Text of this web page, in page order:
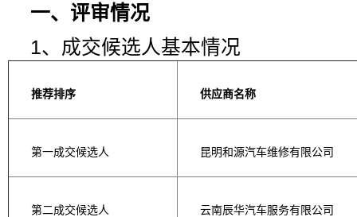
一、评审情况
1、成交候选人基本情况
推荐排序 供应商名称
第一成交候选人 昆明和源汽车维修有限公司
第二成交候选人 云南辰华汽车服务有限公司